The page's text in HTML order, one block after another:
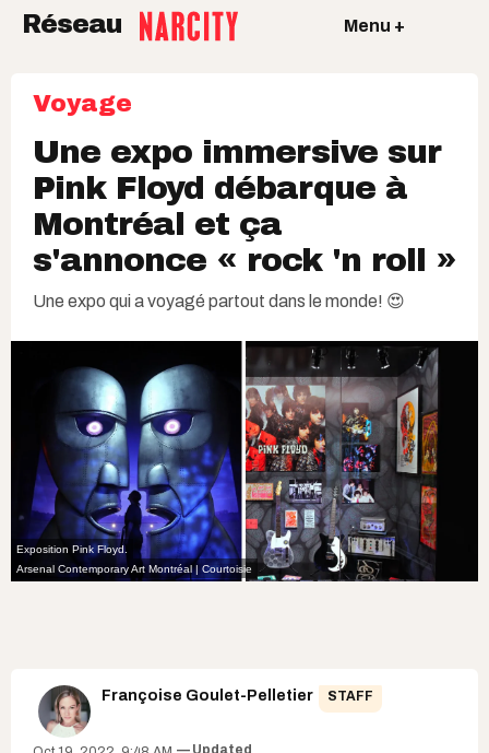
Réseau Menu +
Voyage
Une expo immersive sur
Pink Floyd débarque à
Montréal et ça
s'annonce « rock 'n roll »
Une expo qui a voyagé partout dans le monde! 😍
Exposition Pink Floyd.
Arsenal Contemporary Art Montréal | Courtoisie
Françoise Goulet-Pelletier STAFF
Updated